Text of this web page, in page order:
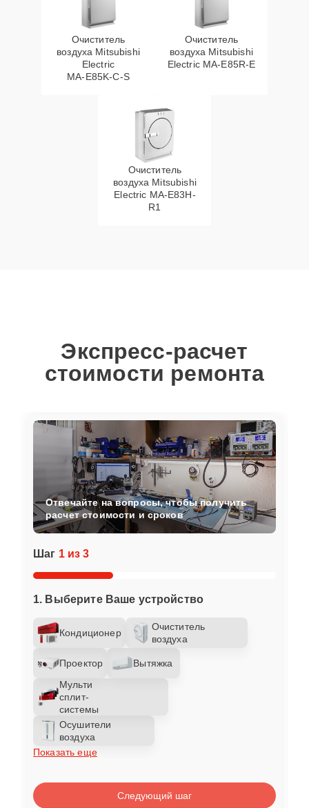
Очиститель
воздуха Mitsubishi
Electric
MA‑E85K‑C‑S
Очиститель
воздуха Mitsubishi
Electric MA‑E85R‑E
Очиститель
воздуха Mitsubishi
Electric MA-E83H-
R1
Экспресс-расчет
стоимости ремонта
Шаг 1 из 3
1. Выберите Ваше устройство
Кондиционер
Очиститель
воздуха
Проектор
Вытяжка
Мульти
сплит-
системы
Осушители
воздуха
Показать еще
Отвечайте на вопросы, чтобы получить
расчет стоимости и сроков
Следующий шаг